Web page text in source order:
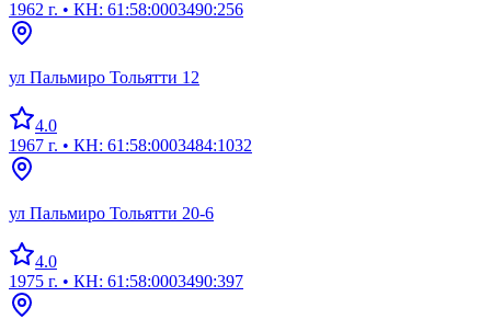
1962 г. • КН: 61:58:0003490:256
ул Пальмиро Тольятти 12
4.0
1967 г. • КН: 61:58:0003484:1032
ул Пальмиро Тольятти 20-6
4.0
1975 г. • КН: 61:58:0003490:397